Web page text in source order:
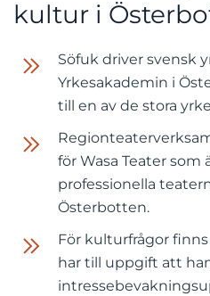
kultur i
Söfuk driver svensk
Yrkesakademin i
till en av de stora
för Wasa Teater som
professionella
Österbotten.
För kulturfrågor
har till uppgift att